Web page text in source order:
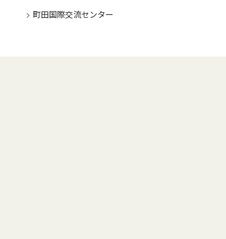
町田国際交流センター